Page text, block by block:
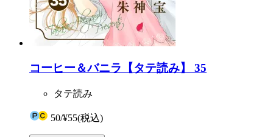
コーヒー＆バニラ【タテ読み】 35
タテ読み
50/¥55(税込)